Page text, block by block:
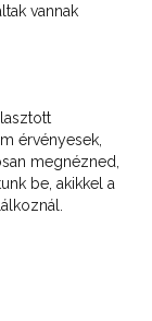
vannak
érvényesek,
megnézned,
be, akikkel a